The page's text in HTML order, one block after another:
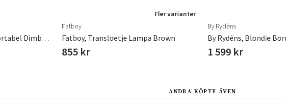
Ferm Living, Munblåst Portabel Dimbar LED-Bordslampa Ripple
Fler varianter
Fatboy
Fatboy, Transloetje Lampa Brown
855 kr
By Rydéns
1 599 kr
ANDRA KÖPTE ÄVEN